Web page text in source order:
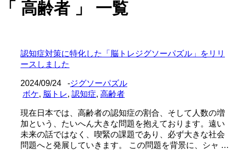
「 高齢者 」 一覧
認知症対策に特化した「脳トレジグソーパズル」をリリ
ースしました
2024/09/24 -ジグソーパズル
ボケ, 脳トレ, 認知症, 高齢者
現在日本では、高齢者の認知症の割合、そして人数の増
加という、たいへん大きな問題を抱えております。遠い
未来の話ではなく、喫緊の課題であり、必ず大きな社会
問題へと発展していきます。 この問題を背景に、シャ …